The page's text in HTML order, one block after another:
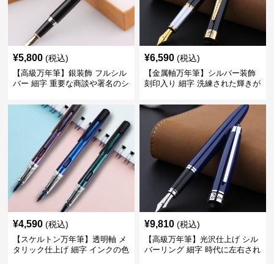
¥5,800 (税込)
【高級万年筆】銀装飾 フルシル
バー 細字 重要な商談や署名のシ
てくれる
¥6,590 (税込)
【金属軸万年筆】シルバー装飾
刻印入り 細字 洗練された輝きが
¥4,590 (税込)
【スケルトン万年筆】透明軸 メ
タリック仕上げ 細字 インクの色
¥9,810 (税込)
【高級万年筆】光沢仕上げ シル
バーリング 細字 時代に左右され